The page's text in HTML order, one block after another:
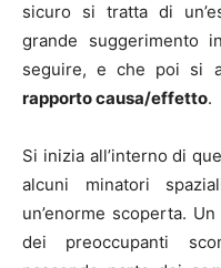
sicuro si tratta di
grande suggerimento
seguire, e che poi si
rapporto causa/effetto.
Si inizia all’interno di
alcuni minatori
un’enorme scoperta.
dei preoccupanti